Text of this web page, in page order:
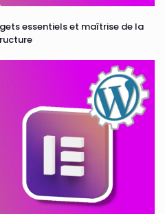
essentiels et maîtrise de la